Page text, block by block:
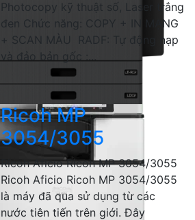
Photocopy kỹ thuật số, Laser trắng
đen Chức năng: COPY + IN MẠNG
+ SCAN MÀU RADF: Tự động nạp
và đảo bản gốc :...
Ricoh MP
3054/3055
Ricoh Aficio Ricoh MP 3054/3055
Ricoh Aficio Ricoh MP 3054/3055
là máy đã qua sử dụng từ các
nước tiên tiến trên giới. Đây